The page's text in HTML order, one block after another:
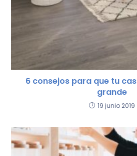
6 consejos para que tu
grande
19 junio 2019